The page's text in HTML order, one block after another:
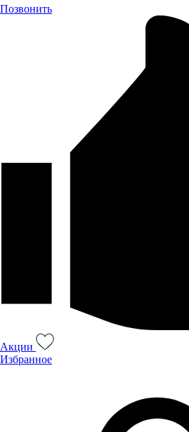
Позвонить
Акции
Избранное